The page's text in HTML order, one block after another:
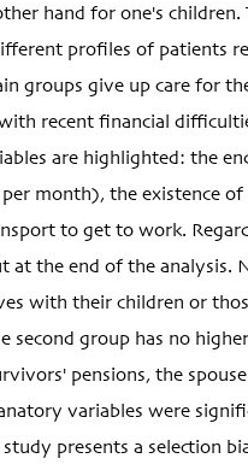
hand for one's
profiles of patients
groups give up care for
recent financial
are highlighted: the
month), the existence
to get to work.
at the end of the
with their children or
second group has no
pensions, the
variables were
study presents a selection